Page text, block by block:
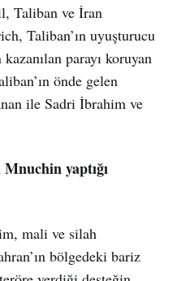
Taliban ve İran
Taliban’ın uyuşturucu
parayı koruyan
önde gelen
ile Sadri İbrahim ve
yaptığı
mali ve silah
bölgedeki bariz